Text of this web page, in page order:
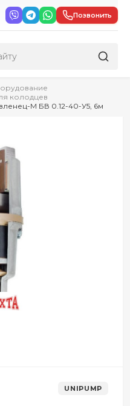
Позвонить
колодцев
М БВ 0.12-40-У5, 6м
UNIPUMP